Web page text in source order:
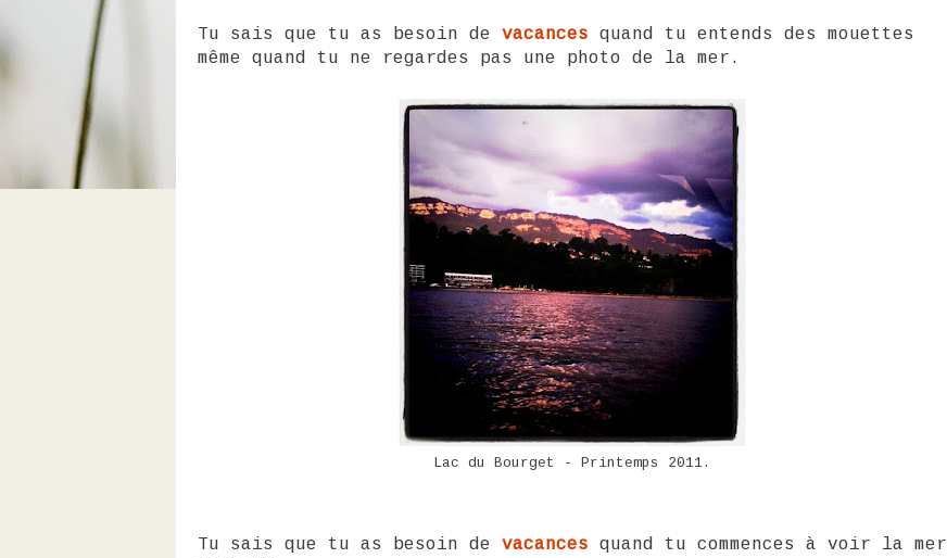
Tu sais que tu as besoin de vacances quand tu entends des mouettes
même quand tu ne regardes pas une photo de la mer.
Lac du Bourget - Printemps 2011.
Tu sais que tu as besoin de vacances quand tu commences à voir la mer